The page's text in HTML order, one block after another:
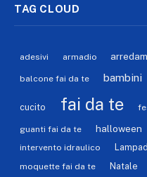
TAG CLOUD
adesivi armadio
balcone fai da te bambini
cucito fai da te
guanti fai da te halloween
intervento idraulico
moquette fai da te
Natale